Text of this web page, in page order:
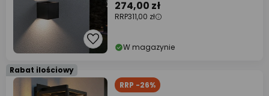
274,00 zł
RRP311,00 zł
W magazynie
Rabat ilościowy
RRP -26%